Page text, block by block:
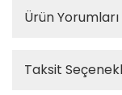
Ürün Yorumları
Taksit